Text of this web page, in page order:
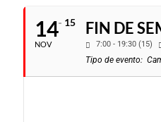
14
NOV
15 FIN DE
7:00 - 19:30 (15)
Tipo de evento: